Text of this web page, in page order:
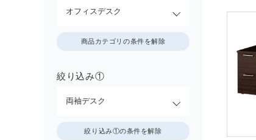
商品カテゴリの条件を解除
絞り込み①
絞り込み①の条件を解除